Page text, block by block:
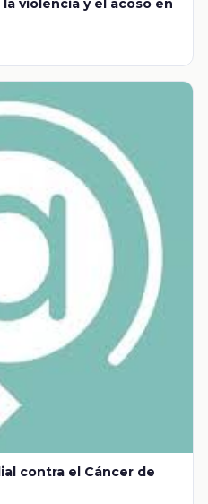
violencia y el acoso en
contra el Cáncer de